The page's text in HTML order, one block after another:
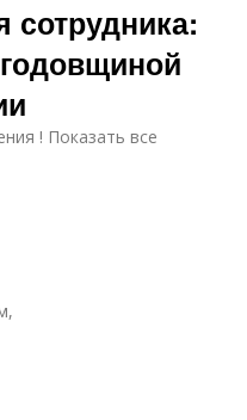
! Показать все